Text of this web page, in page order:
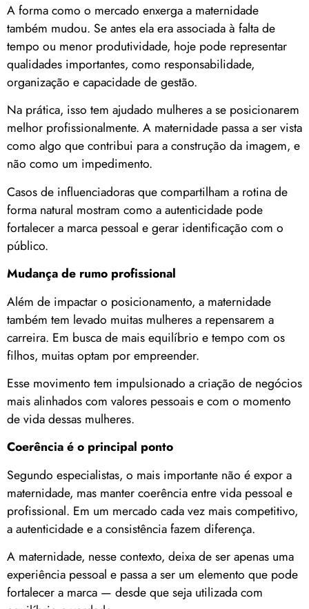
A forma como o mercado enxerga a maternidade
também mudou. Se antes ela era associada à falta de
tempo ou menor produtividade, hoje pode representar
qualidades importantes, como responsabilidade,
organização e capacidade de gestão.
Na prática, isso tem ajudado mulheres a se posicionarem
melhor profissionalmente. A maternidade passa a ser vista
como algo que contribui para a construção da imagem, e
não como um impedimento.
Casos de influenciadoras que compartilham a rotina de
forma natural mostram como a autenticidade pode
fortalecer a marca pessoal e gerar identificação com o
público.
Mudança de rumo profissional
Além de impactar o posicionamento, a maternidade
também tem levado muitas mulheres a repensarem a
carreira. Em busca de mais equilíbrio e tempo com os
filhos, muitas optam por empreender.
Esse movimento tem impulsionado a criação de negócios
mais alinhados com valores pessoais e com o momento
de vida dessas mulheres.
Coerência é o principal ponto
Segundo especialistas, o mais importante não é expor a
maternidade, mas manter coerência entre vida pessoal e
profissional. Em um mercado cada vez mais competitivo,
a autenticidade e a consistência fazem diferença.
A maternidade, nesse contexto, deixa de ser apenas uma
experiência pessoal e passa a ser um elemento que pode
fortalecer a marca — desde que seja utilizada com